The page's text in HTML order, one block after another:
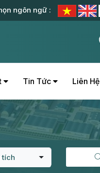
ngôn ngữ :
Tin Tức Liên Hệ
tích